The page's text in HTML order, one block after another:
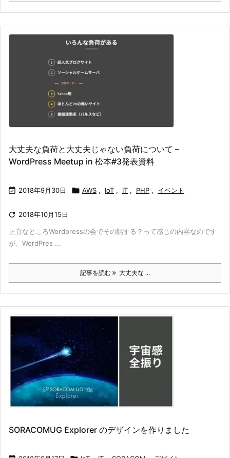
大丈夫な負荷と大丈夫じゃない負荷について –
WordPress Meetup in 松本#3発表資料
 2018年9月30日  AWS , IoT , IT , PHP , イベント
 2018年10月15日
正直なところWordpressの会でその話する？って感じの内容なのです
が、WordPres ...
記事を読む 大丈夫な ...
SORACOMUG Explorer のデザインを作りました